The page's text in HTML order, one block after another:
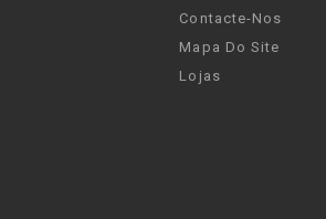
Contacte-Nos
Mapa Do Site
Lojas